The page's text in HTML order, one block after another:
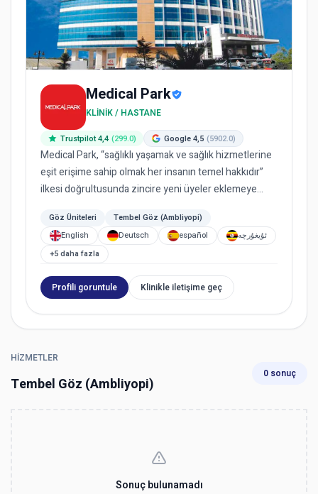
Medical Park
KLINIK / HASTANE
Trustpilot 4,4 (299.0) Google 4,5 (5902.0)
Medical Park, “sağlıklı yaşamak ve sağlık hizmetlerine
eşit erişime sahip olmak her insanın temel hakkıdır”
ilkesi doğrultusunda zincire yeni üyeler eklemeye
Göz Üniteleri
Tembel Göz (Ambliyopi)
English
Deutsch español
ئۇيغۇرچە
+5 daha fazla
Profili goruntule Klinikle iletişime geç
HIZMETLER
Tembel Göz (Ambliyopi)
0 sonuç
Sonuç bulunamadı